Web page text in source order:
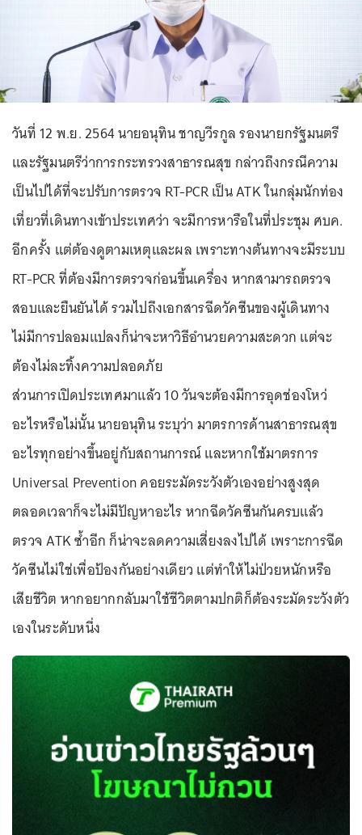
วันที่ 12 พ.ย. 2564 นายอนุทิน ชาญวีรกูล รองนายกรัฐมนตรี
และรัฐมนตรีว่าการกระทรวงสาธารณสุข กล่าวถึงกรณีความ
เป็นไปได้ที่จะปรับการตรวจ RT-PCR เป็น ATK ในกลุ่มนักท่อง
เที่ยวที่เดินทางเข้าประเทศว่า จะมีการหารือในที่ประชุม ศบค.
อีกครั้ง แต่ต้องดูตามเหตุและผล เพราะทางต้นทางจะมีระบบ
RT-PCR ที่ต้องมีการตรวจก่อนขึ้นเครื่อง หากสามารถตรวจ
สอบและยืนยันได้ รวมไปถึงเอกสารฉีดวัคซีนของผู้เดินทาง
ไม่มีการปลอมแปลงก็น่าจะหาวิธีอำนวยความสะดวก แต่จะ
ต้องไม่ละทิ้งความปลอดภัย
ส่วนการเปิดประเทศมาแล้ว 10 วันจะต้องมีการอุดช่องโหว่
อะไรหรือไม่นั้น นายอนุทิน ระบุว่า มาตรการด้านสาธารณสุข
อะไรทุกอย่างขึ้นอยู่กับสถานการณ์ และหากใช้มาตรการ
Universal Prevention คอยระมัดระวังตัวเองอย่างสูงสุด
ตลอดเวลาก็จะไม่มีปัญหาอะไร หากฉีดวัคซีนกันครบแล้ว
ตรวจ ATK ซ้ำอีก ก็น่าจะลดความเสี่ยงลงไปได้ เพราะการฉีด
วัคซีนไม่ใช่เพื่อป้องกันอย่างเดียว แต่ทำให้ไม่ป่วยหนักหรือ
เสียชีวิต หากอยากกลับมาใช้ชีวิตตามปกติก็ต้องระมัดระวังตัว
เองในระดับหนึ่ง